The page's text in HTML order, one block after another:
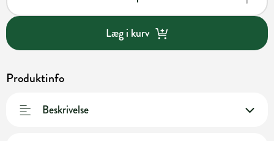
Læg i kurv
Produktinfo
Beskrivelse